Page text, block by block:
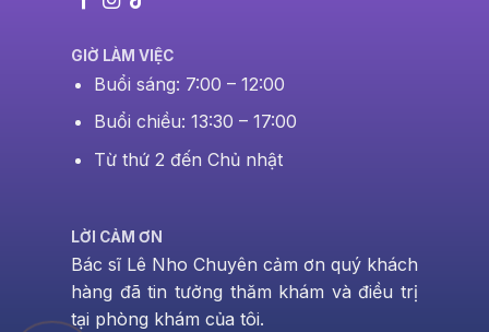
GIỜ LÀM VIỆC
Buổi sáng: 7:00 – 12:00
Buổi chiều: 13:30 – 17:00
Từ thứ 2 đến Chủ nhật
LỜI CẢM ƠN
Bác sĩ Lê Nho Chuyên cảm ơn quý khách
hàng đã tin tưởng thăm khám và điều trị
tại phòng khám của tôi.